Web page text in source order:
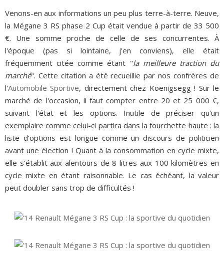
Venons-en aux informations un peu plus terre-à-terre. Neuve,
la Mégane 3 RS phase 2 Cup était vendue à partir de 33 500
€. Une somme proche de celle de ses concurrentes. À
l'époque (pas si lointaine, j'en conviens), elle était
fréquemment citée comme étant "la meilleure traction du
marché". Cette citation a été recueillie par nos confrères de
l'Automobile Sportive, directement chez Koenigsegg ! Sur le
marché de l'occasion, il faut compter entre 20 et 25 000 €,
suivant l'état et les options. Inutile de préciser qu'un
exemplaire comme celui-ci partira dans la fourchette haute : la
liste d'options est longue comme un discours de politicien
avant une élection ! Quant à la consommation en cycle mixte,
elle s'établit aux alentours de 8 litres aux 100 kilomètres en
cycle mixte en étant raisonnable. Le cas échéant, la valeur
peut doubler sans trop de difficultés !